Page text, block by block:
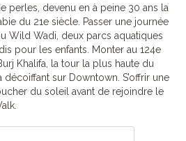
perles, devenu en à peine 30 ans la
du 21e siècle. Passer une journée
Wild Wadi, deux parcs aquatiques
pour les enfants. Monter au 124e
Khalifa, la tour la plus haute du
sur Downtown. S’offrir une
du soleil avant de rejoindre le